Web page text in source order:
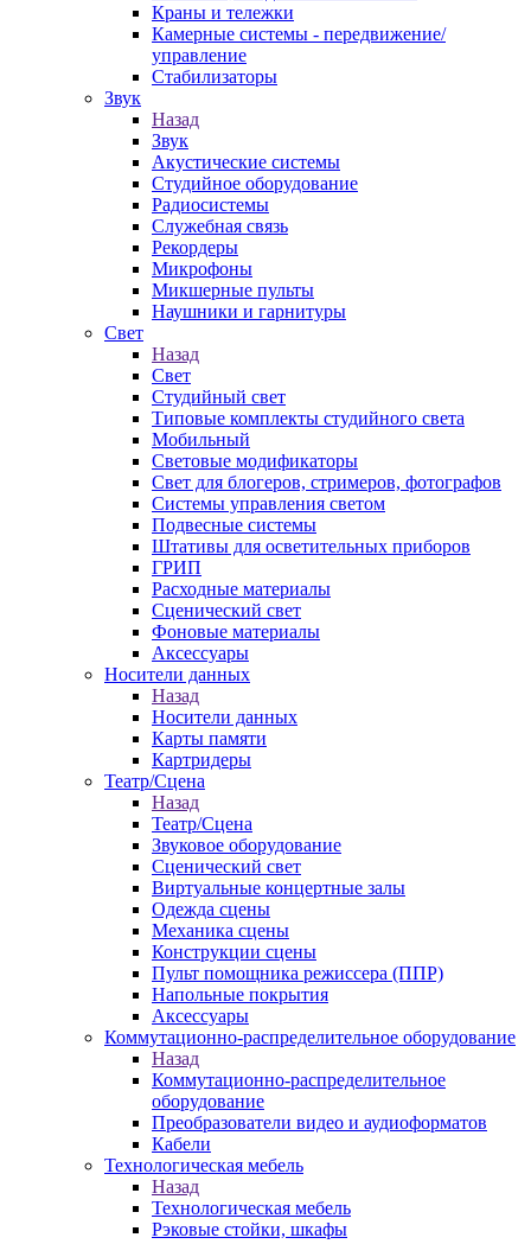
Краны и тележки
Камерные системы - передвижение/
управление
Стабилизаторы
Звук
Назад
Звук
Акустические системы
Студийное оборудование
Радиосистемы
Служебная связь
Рекордеры
Микрофоны
Микшерные пульты
Наушники и гарнитуры
Свет
Назад
Свет
Студийный свет
Типовые комплекты студийного света
Мобильный
Световые модификаторы
Свет для блогеров, стримеров, фотографов
Системы управления светом
Подвесные системы
Штативы для осветительных приборов
ГРИП
Расходные материалы
Сценический свет
Фоновые материалы
Аксессуары
Носители данных
Назад
Носители данных
Карты памяти
Картридеры
Театр/Сцена
Назад
Театр/Сцена
Звуковое оборудование
Сценический свет
Виртуальные концертные залы
Одежда сцены
Механика сцены
Конструкции сцены
Пульт помощника режиссера (ППР)
Напольные покрытия
Аксессуары
Коммутационно-распределительное оборудование
Назад
Коммутационно-распределительное
оборудование
Преобразователи видео и аудиоформатов
Кабели
Технологическая мебель
Назад
Технологическая мебель
Рэковые стойки, шкафы